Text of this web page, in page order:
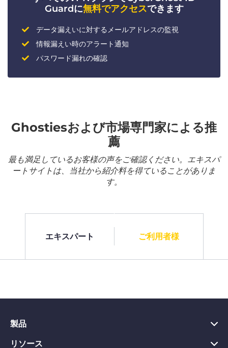
Guardに無料でアクセスできます
データ漏えいに対するメールアドレスの監視
情報漏えい時のアラート通知
パスワード漏れの確認
Ghostiesおよび市場専門家による推
薦
最も満足しているお客様の声をご確認ください。エキスパ
ートサイトは、当社から紹介料を得ていることがありま
す。
エキスパート ご利用者様
製品
PC向けVPN
リソース